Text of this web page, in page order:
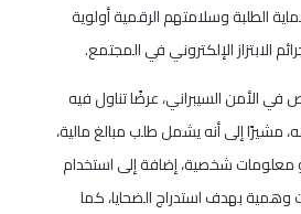
الطلبة وسلامتهم الرقمية أولوية
الابتزاز الإلكتروني في المجتمع.
الأمن السيبراني، عرضًا تناول فيه
مشيرًا إلى أنه يشمل طلب مبالغ مالية،
شخصية، إضافة إلى استخدام
بهدف استدراج الضحايا، كما